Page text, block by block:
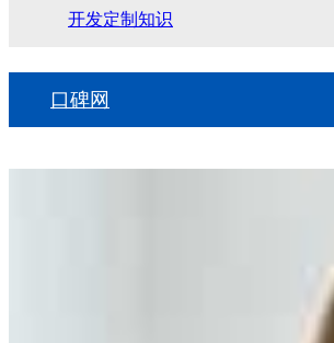
开发定制知识
口碑网